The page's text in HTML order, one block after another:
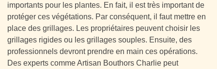
importants pour les plantes. En fait, il est très important de
protéger ces végétations. Par conséquent, il faut mettre en
place des grillages. Les propriétaires peuvent choisir les
grillages rigides ou les grillages souples. Ensuite, des
professionnels devront prendre en main ces opérations.
Des experts comme Artisan Bouthors Charlie peut